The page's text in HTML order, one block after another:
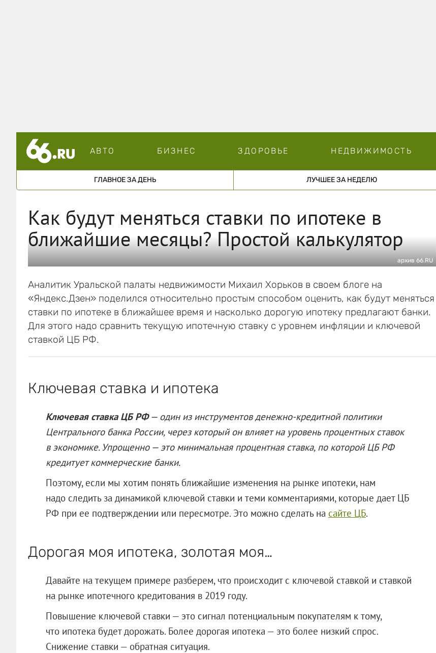
АВТО БИЗНЕС ЗДОРОВЬЕ НЕДВИЖИМОСТЬ
ГЛАВНОЕ ЗА ДЕНЬ ЛУЧШЕЕ ЗА НЕДЕЛЮ
Как будут меняться ставки по ипотеке в
ближайшие месяцы? Простой калькулятор
архив 66.RU
Аналитик Уральской палаты недвижимости Михаил Хорьков в своем блоге на
«Яндекс.Дзен» поделился относительно простым способом оценить, как будут меняться
ставки по ипотеке в ближайшее время и насколько дорогую ипотеку предлагают банки.
Для этого надо сравнить текущую ипотечную ставку с уровнем инфляции и ключевой
ставкой ЦБ РФ.
Ключевая ставка и ипотека
Ключевая ставка ЦБ РФ— один из инструментов денежно-кредитной политики
Центрального банка России, через который он влияет на уровень процентных ставок
в экономике. Упрощенно — это минимальная процентная ставка, по которой ЦБ РФ
кредитует коммерческие банки.
Поэтому, если мы хотим понять ближайшие изменения на рынке ипотеки, нам
надо следить за динамикой ключевой ставки и теми комментариями, которые дает ЦБ
РФ при ее подтверждении или пересмотре. Это можно сделать на сайте ЦБ.
Дорогая моя ипотека, золотая моя…
Давайте на текущем примере разберем, что происходит с ключевой ставкой и ставкой
на рынке ипотечного кредитования в 2019 году.
Повышение ключевой ставки — это сигнал потенциальным покупателям к тому,
что ипотека будет дорожать. Более дорогая ипотека — это более низкий спрос.
Снижение ставки — обратная ситуация.